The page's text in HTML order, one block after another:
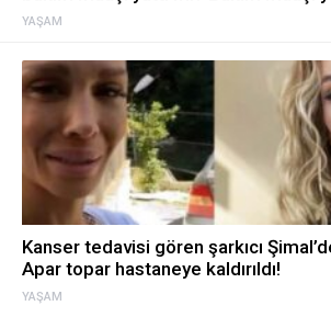
YAŞAM
YAŞAM
Kanser tedavisi gören şarkıcı
Apar topar hastaneye kaldırıldı!